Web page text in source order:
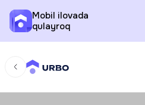
Mobil ilovada
qulayroq